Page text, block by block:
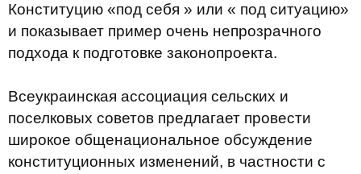
Конституцию «под себя » или « под ситуацию»
и показывает пример очень непрозрачного
подхода к подготовке законопроекта.
Всеукраинская ассоциация сельских и
поселковых советов предлагает провести
широкое общенациональное обсуждение
конституционных изменений, в частности с